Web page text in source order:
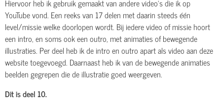
YouTube vond. Een reeks van 17 delen met daarin steeds één
level/missie welke doorlopen wordt. Bij iedere video of missie hoort
een intro, en soms ook een outro, met animaties of bewegende
illustraties. Per deel heb ik de intro en outro apart als video aan deze
website toegevoegd. Daarnaast heb ik van de bewegende animaties
beelden gegrepen die de illustratie goed weergeven.
Dit is deel 10.